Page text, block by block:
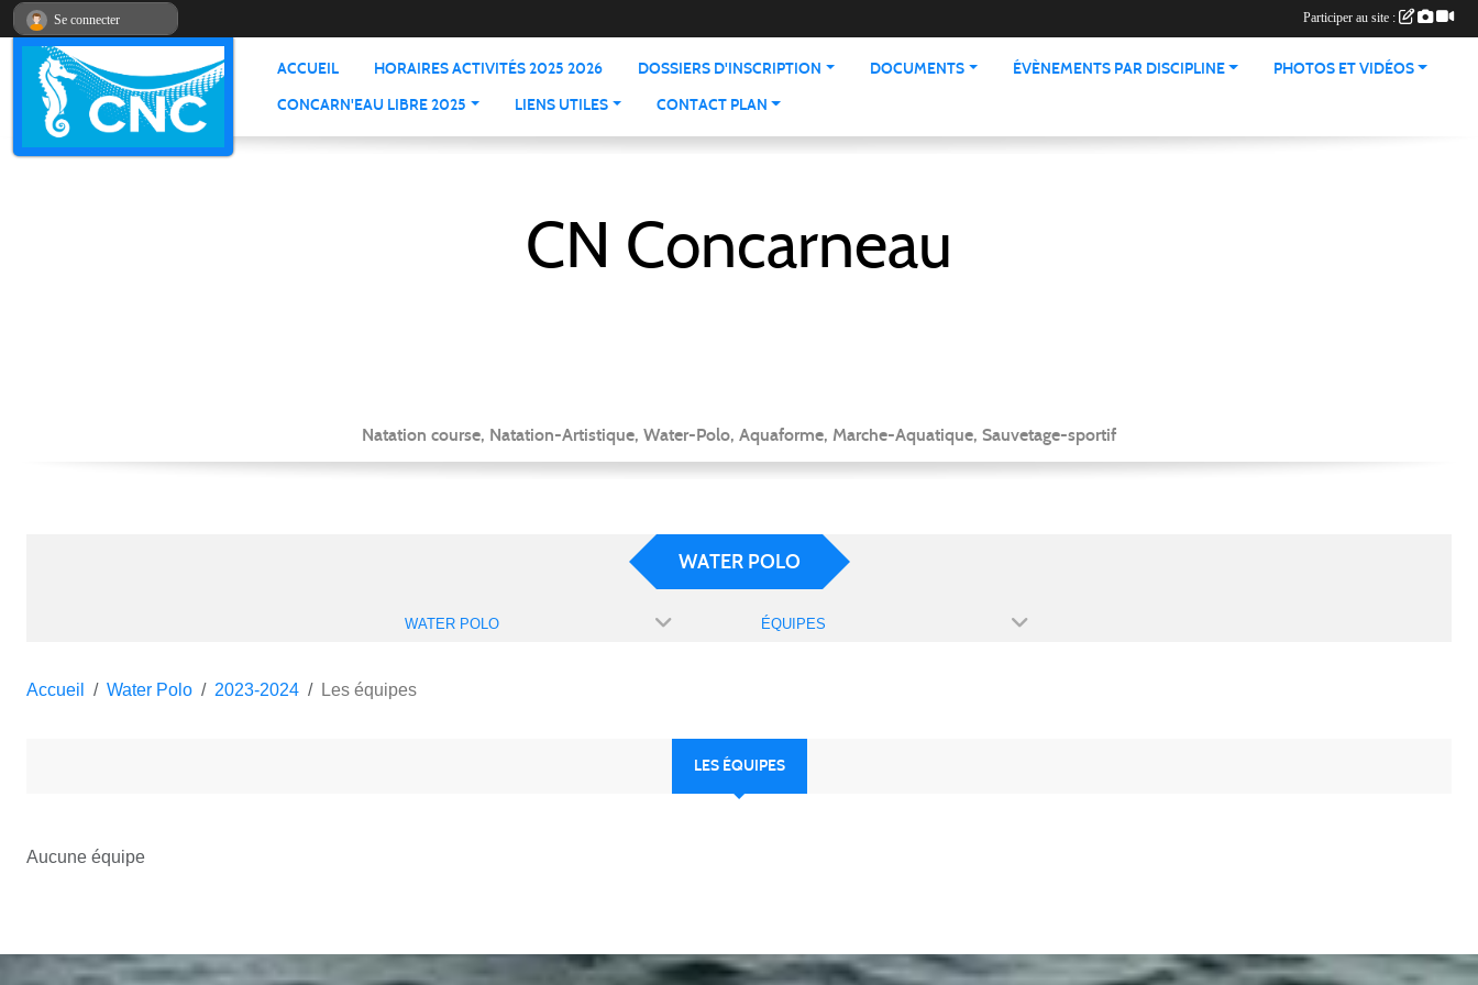
ACCUEIL HORAIRES ACTIVITÉS 2025 2026 DOSSIERS D'INSCRIPTION DOCUMENTS ÉVÈNEMENTS PAR DISCIPLINE
PHOTOS ET VIDÉOS
CONCARN'EAU LIBRE 2025
LIENS UTILES CONTACT PLAN
CN Concarneau
Natation course, Natation-Artistique, Water-Polo, Aquaforme, Marche-Aquatique, Sauvetage-sportif
WATER POLO
WATER POLO ÉQUIPES
Accueil Water Polo 2023-2024 Les équipes
LES ÉQUIPES
Aucune équipe
Se connecter Participer au site :
Panneau de gestion des cookies